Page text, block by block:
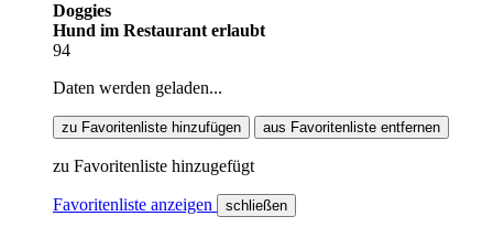
Doggies
Hund im Restaurant erlaubt
94
Daten werden geladen...
zu Favoritenliste hinzufügen aus Favoritenliste entfernen
zu Favoritenliste hinzugefügt
Favoritenliste anzeigen schließen